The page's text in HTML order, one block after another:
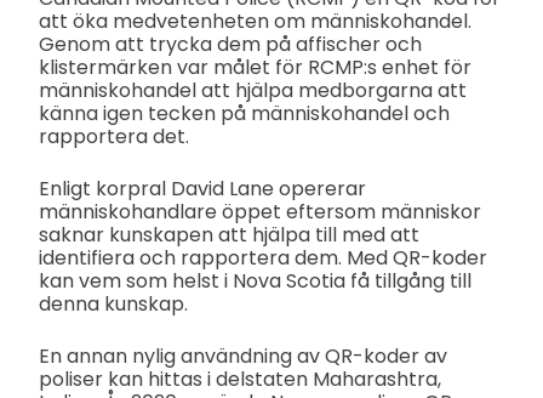
att öka medvetenheten om människohandel.
Genom att trycka dem på affischer och
klistermärken var målet för RCMP:s enhet för
människohandel att hjälpa medborgarna att
känna igen tecken på människohandel och
rapportera det.
Enligt korpral David Lane opererar
människohandlare öppet eftersom människor
saknar kunskapen att hjälpa till med att
identifiera och rapportera dem. Med QR-koder
kan vem som helst i Nova Scotia få tillgång till
denna kunskap.
En annan nylig användning av QR-koder av
poliser kan hittas i delstaten Maharashtra,